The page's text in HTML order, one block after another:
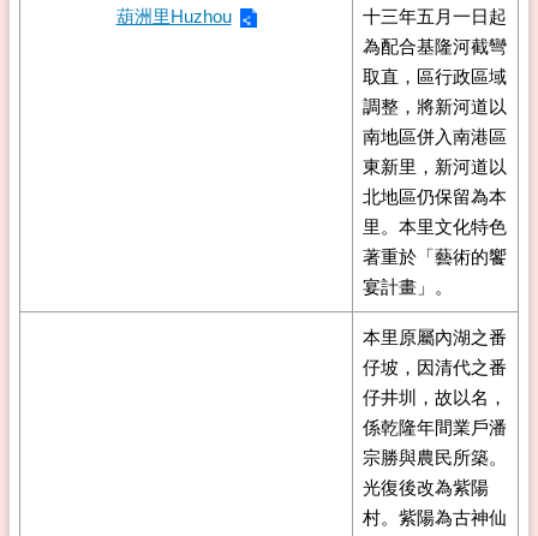
葫洲里Huzhou
十三年五月一日起
為配合基隆河截彎
取直，區行政區域
調整，將新河道以
南地區併入南港區
東新里，新河道以
北地區仍保留為本
里。本里文化特色
著重於「藝術的饗
宴計畫」。
本里原屬內湖之番
仔坡，因清代之番
仔井圳，故以名，
係乾隆年間業戶潘
宗勝與農民所築。
光復後改為紫陽
村。紫陽為古神仙